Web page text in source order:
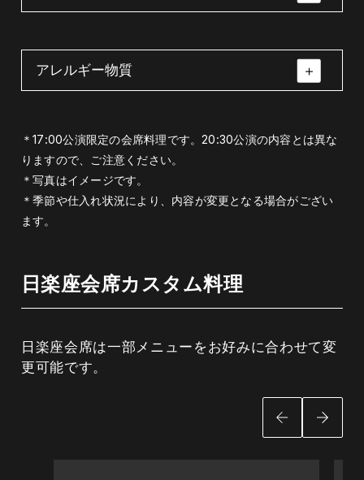
りんご・季節のフルーツ
先付（胡麻豆腐・く
葵）
八寸（法蓮草と菊花
ルーツの白和え・粟
先付（胡麻豆腐・くこの実・美味汁・山葵）
八寸（法蓮草と菊花の煮浸し・ドライフルー
ツの白和え・粟麩田楽・けしの実）
人参・豆腐・けしの実・花穂・昆布
白菜・長葱・水菜・えのき・椎茸・焼き豆
腐・結び白滝・油揚げ・鶏つくね・鶏肉・紅
アレルギー物質
えび・小麦・卵・乳・オレンジ・大豆・鶏
肉・りんご・ごま
＊17:00公演限定の会席料理です。20:30公演の内容とは異な
りますので、ご注意ください。
＊写真はイメージです。
＊季節や仕入れ状況により、内容が変更となる場合がござい
ます。
日楽座会席カスタム料理
日楽座会席は一部メニューをお好みに合わせて変
更可能です。